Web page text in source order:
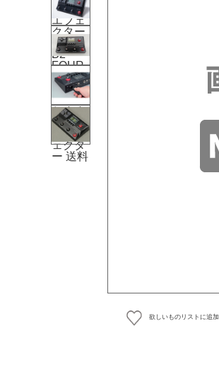
欲しいものリストに追加